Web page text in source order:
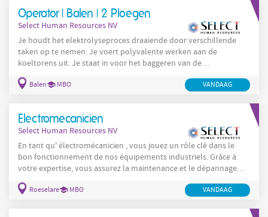
lijntechniekers om storingen efficiënt aan te pakken
Operator | Balen | 2 Ploegen
Select Human Resources NV
Je houdt het elektrolyseproces draaiende door verschillende
taken op te nemen: Je voert polyvalente werken aan de
koeltorens uit. Je staat in voor het baggeren van de
elektrolysecellen . Je neemt verschillende reinigingstaken voor
je rekening. Je haalt nieuwe en oude kathoden in en uit de
Balen MBO VANDAAG
Electromecanicien
Select Human Resources NV
En tant qu' électromécanicien , vous jouez un rôle clé dans le
bon fonctionnement de nos équipements industriels. Grâce à
votre expertise, vous assurez la maintenance et le dépannage
des installations afin de garantir une production efficace et
sécurisée. Installer, régler et entretenir les équipements
Roeselare MBO VANDAAG